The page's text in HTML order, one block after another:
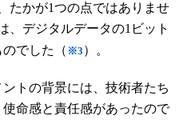
たかが1つの点ではありませ
、デジタルデータの1ビット
でした（ ※3 ）。
トの背景には、技術者たち
命感と責任感があったので